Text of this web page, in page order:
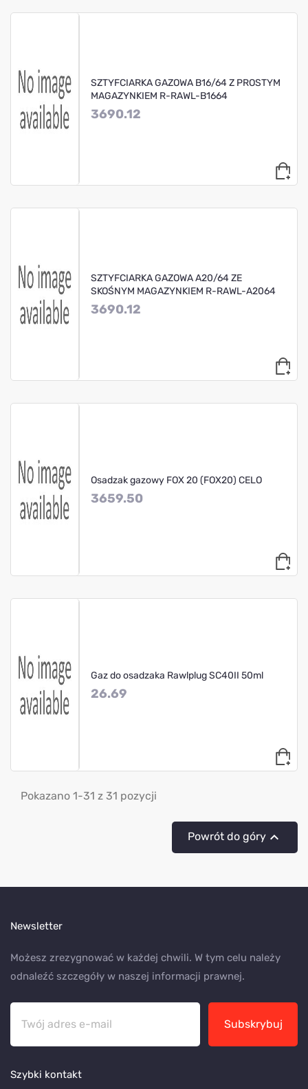
SZTYFCIARKA GAZOWA B16/64 Z PROSTYM
MAGAZYNKIEM R-RAWL-B1664
3690.12
SZTYFCIARKA GAZOWA A20/64 ZE
SKOŚNYM MAGAZYNKIEM R-RAWL-A2064
3690.12
Osadzak gazowy FOX 20 (FOX20) CELO
3659.50
Gaz do osadzaka Rawlplug SC40II 50ml
26.69
Pokazano 1-31 z 31 pozycji
Powrót do góry
Newsletter
Możesz zrezygnować w każdej chwili. W tym celu należy
odnaleźć szczegóły w naszej informacji prawnej.
Subskrybuj
Szybki kontakt